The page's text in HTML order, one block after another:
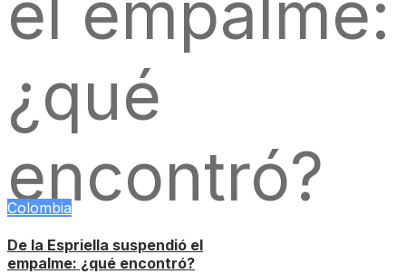
Colombia
De la Espriella suspendió el
empalme: ¿qué encontró?